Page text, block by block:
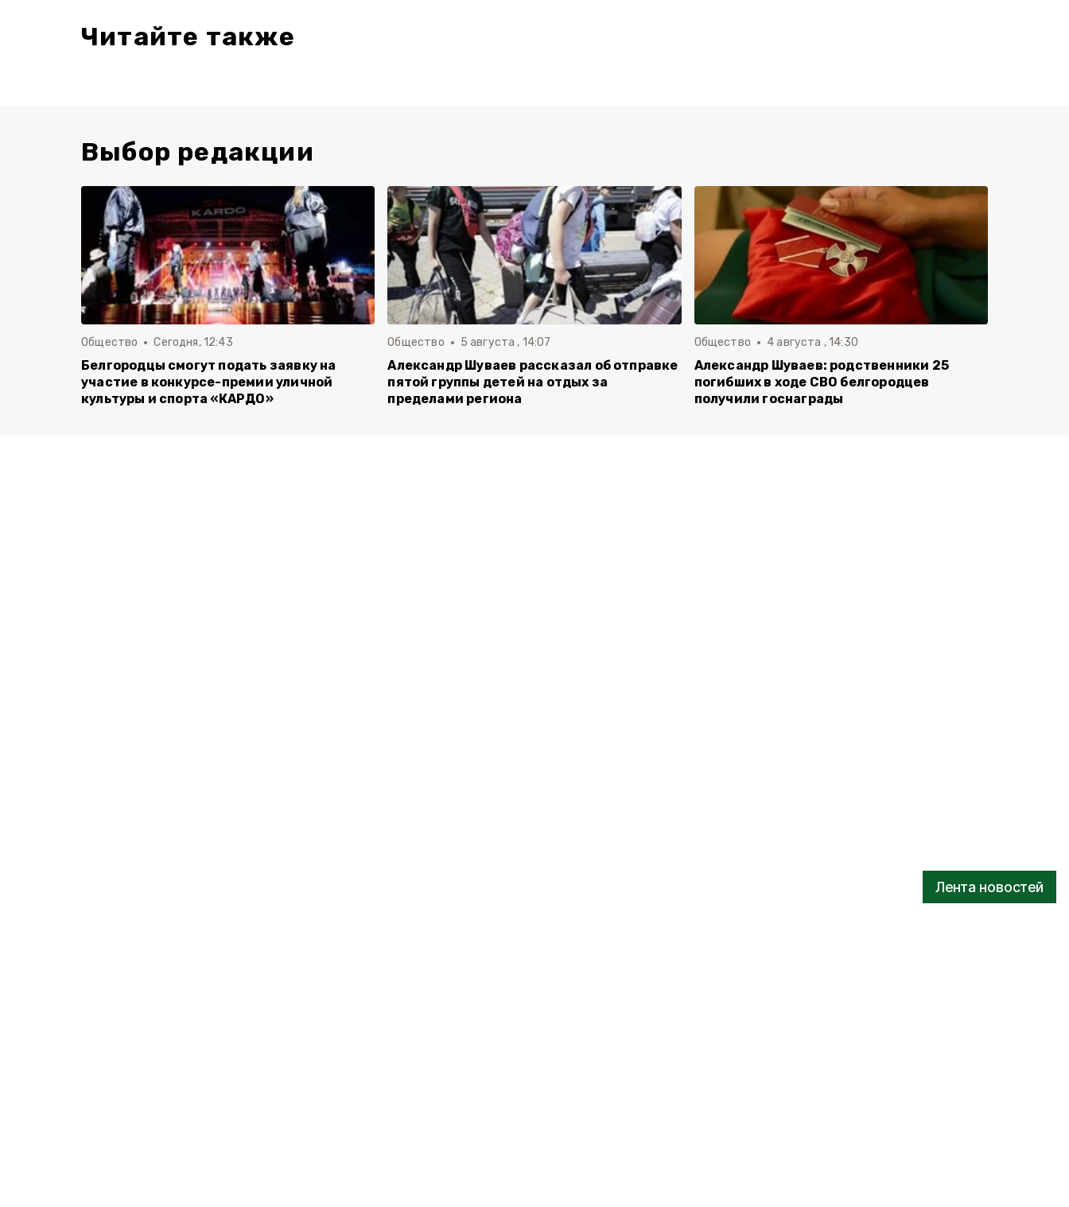
Лента новостей
Читайте также
Выбор редакции
Общество Сегодня, 12:43
Белгородцы смогут подать заявку на
участие в конкурсе-премии уличной
культуры и спорта «КАРДО»
Общество 5 августа , 14:07
Александр Шуваев рассказал об отправке
пятой группы детей на отдых за
пределами региона
Общество 4 августа , 14:30
Александр Шуваев: родственники 25
погибших в ходе СВО белгородцев
получили госнаграды